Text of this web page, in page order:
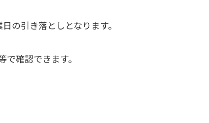
の引き落としとなります。
確認できます。